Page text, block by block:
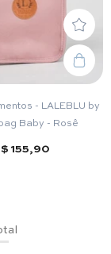
- LALEBLU by
Baby - Rosê
155,90